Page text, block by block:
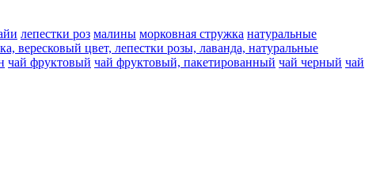
лепестки роз малины морковная стружка натуральные
вересковый цвет, лепестки розы, лаванда, натуральные
чай фруктовый чай фруктовый, пакетированный чай черный чай